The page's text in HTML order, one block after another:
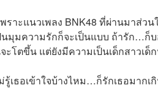
ราะแนวเพลง BNK48 ที่ผ่านมาส่ว
มุมความรักก็จะเป็นแบบ ถ้ารัก…ก็
โตขึ้น แต่ยังมีความเป็นเด็กสาวเด็
เธอเข้าใจบ้างไหม…ก็รักเธอมาก